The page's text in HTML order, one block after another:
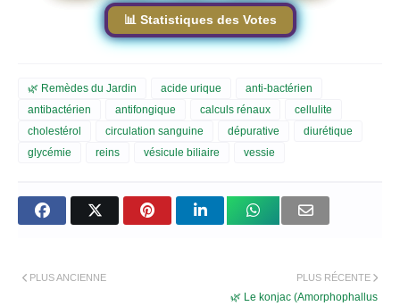
📊 Statistiques des Votes
🌿 Remèdes du Jardin acide urique
anti-bactérien
antibactérien
antifongique calculs rénaux
cellulite
cholestérol
circulation sanguine dépurative
diurétique
glycémie
reins vésicule biliaire vessie
PLUS RÉCENTE
🌿 Le konjac (Amorphophallus
PLUS ANCIENNE